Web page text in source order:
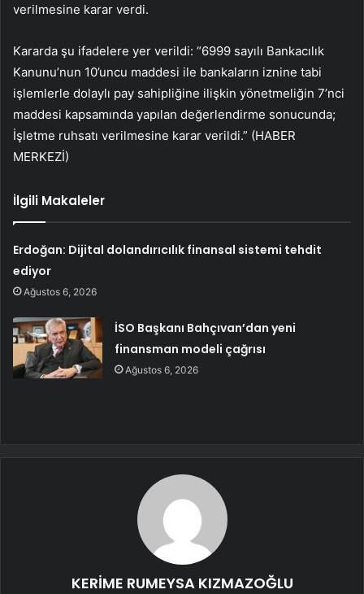
verilmesine karar verdi.
Kararda şu ifadelere yer verildi: “6999 sayılı Bankacılık
Kanunu’nun 10’uncu maddesi ile bankaların iznine tabi
işlemlerle dolaylı pay sahipliğine ilişkin yönetmeliğin 7’nci
maddesi kapsamında yapılan değerlendirme sonucunda;
İşletme ruhsatı verilmesine karar verildi.” (HABER
MERKEZİ)
İlgili Makaleler
Erdoğan: Dijital dolandırıcılık finansal sistemi tehdit
ediyor
Ağustos 6, 2026
İSO Başkanı Bahçıvan’dan yeni
finansman modeli çağrısı
Ağustos 6, 2026
KERİME RUMEYSA KIZMAZOĞLU